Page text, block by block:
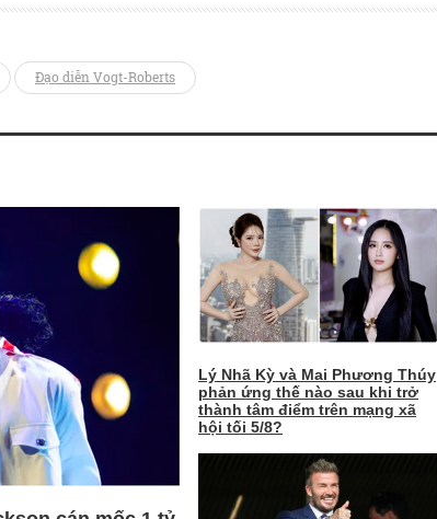
Đạo diễn Vogt-Roberts
Lý Nhã Kỳ và Mai Phương Thúy
phản ứng thế nào sau khi trở
thành tâm điểm trên mạng xã
hội tối 5/8?